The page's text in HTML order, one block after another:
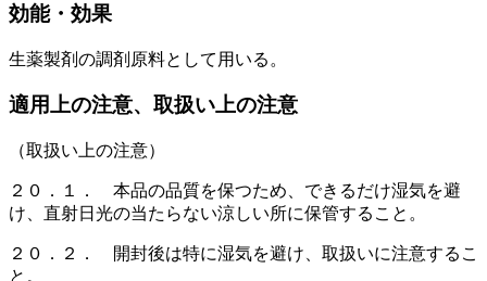
効能・効果
生薬製剤の調剤原料として用いる。
適用上の注意、取扱い上の注意
（取扱い上の注意）
２０．１． 本品の品質を保つため、できるだけ湿気を避
け、直射日光の当たらない涼しい所に保管すること。
２０．２． 開封後は特に湿気を避け、取扱いに注意するこ
と。